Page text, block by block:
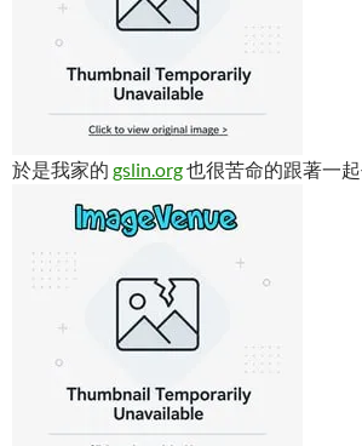
於是我家的 gslin.org也很苦命的跟著一